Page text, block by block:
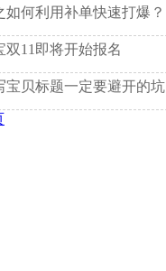
如何利用补单快速打爆？
双11即将开始报名
宝贝标题一定要避开的坑